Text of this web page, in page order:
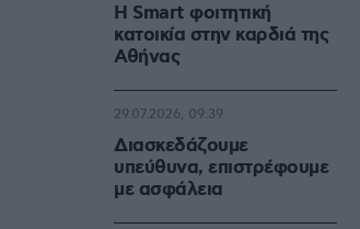
Η Smart φοιτητική
κατοικία στην καρδιά της
Αθήνας
Διασκεδάζουμε
υπεύθυνα, επιστρέφουμε
με ασφάλεια
29.07.2026, 09:39